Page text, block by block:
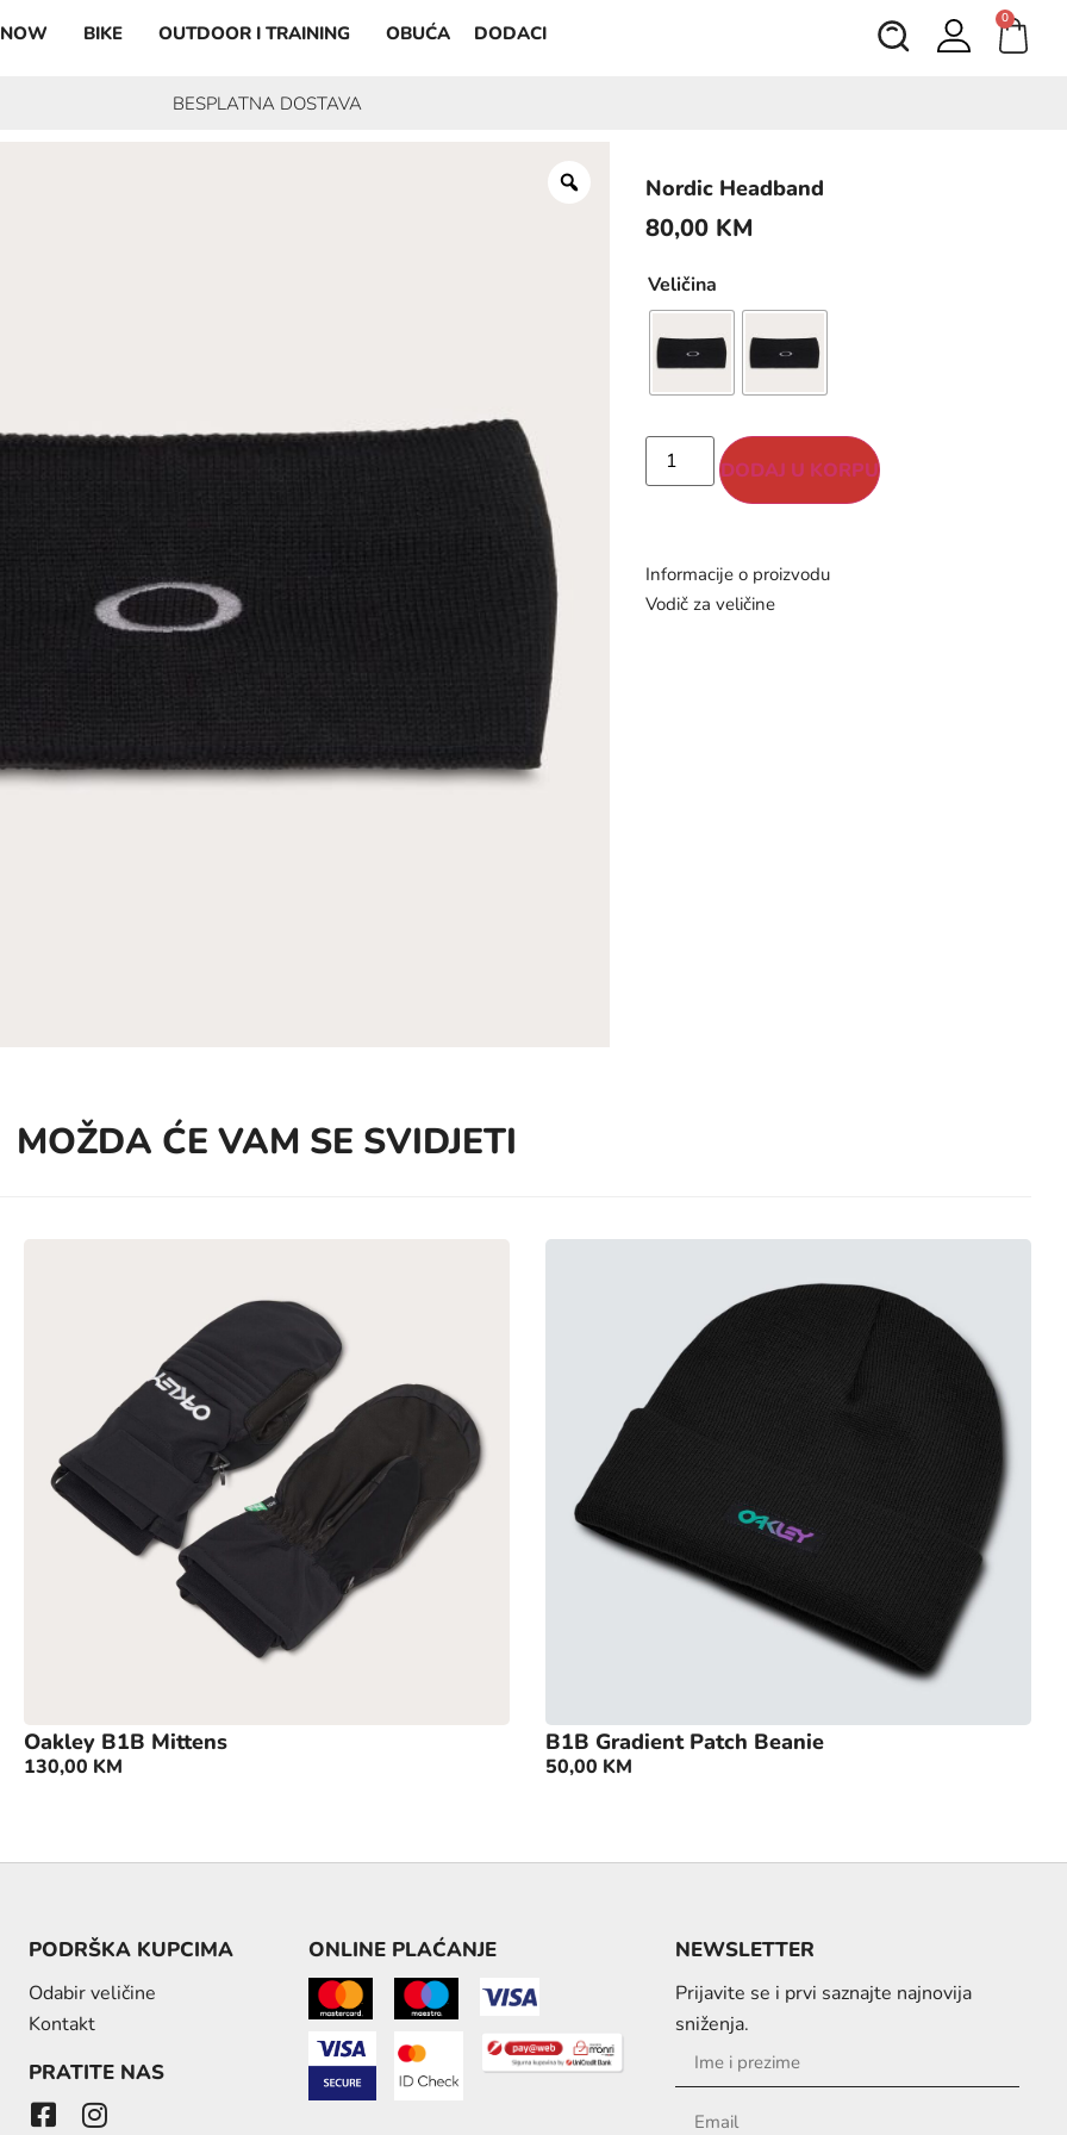
BIKE OUTDOOR I TRAINING OBUĆA DODACI
0
BESPLATNA DOSTAVA
Nordic Headband
80,00 KM
Veličina
DODAJ U KORPU
Informacije o proizvodu
Vodič za veličine
MOŽDA ĆE VAM SE SVIDJETI
Oakley B1B Mittens
130,00 KM
B1B Gradient Patch Beanie
50,00 KM
PODRŠKA KUPCIMA
Odabir veličine
Kontakt
PRATITE NAS
ONLINE PLAĆANJE NEWSLETTER
Prijavite se i prvi saznajte najnovija
sniženja.